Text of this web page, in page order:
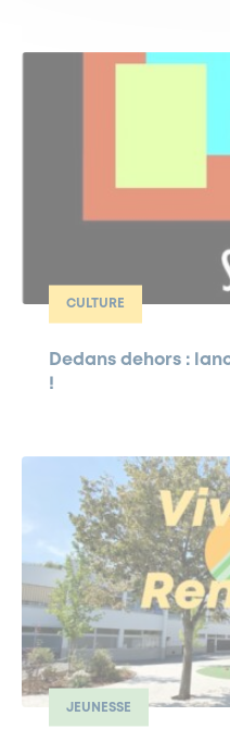
CULTURE
Dedans dehors :
!
JEUNESSE